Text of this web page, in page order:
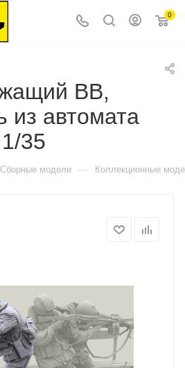
0
ВВ,
из автомата
35
Сборные модели — Коллекционные